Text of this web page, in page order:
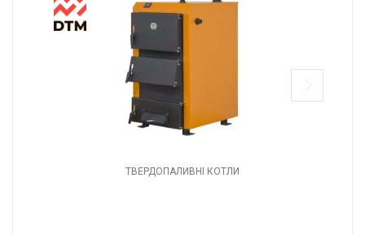
ТВЕРДОПАЛИВНІ КОТЛИ